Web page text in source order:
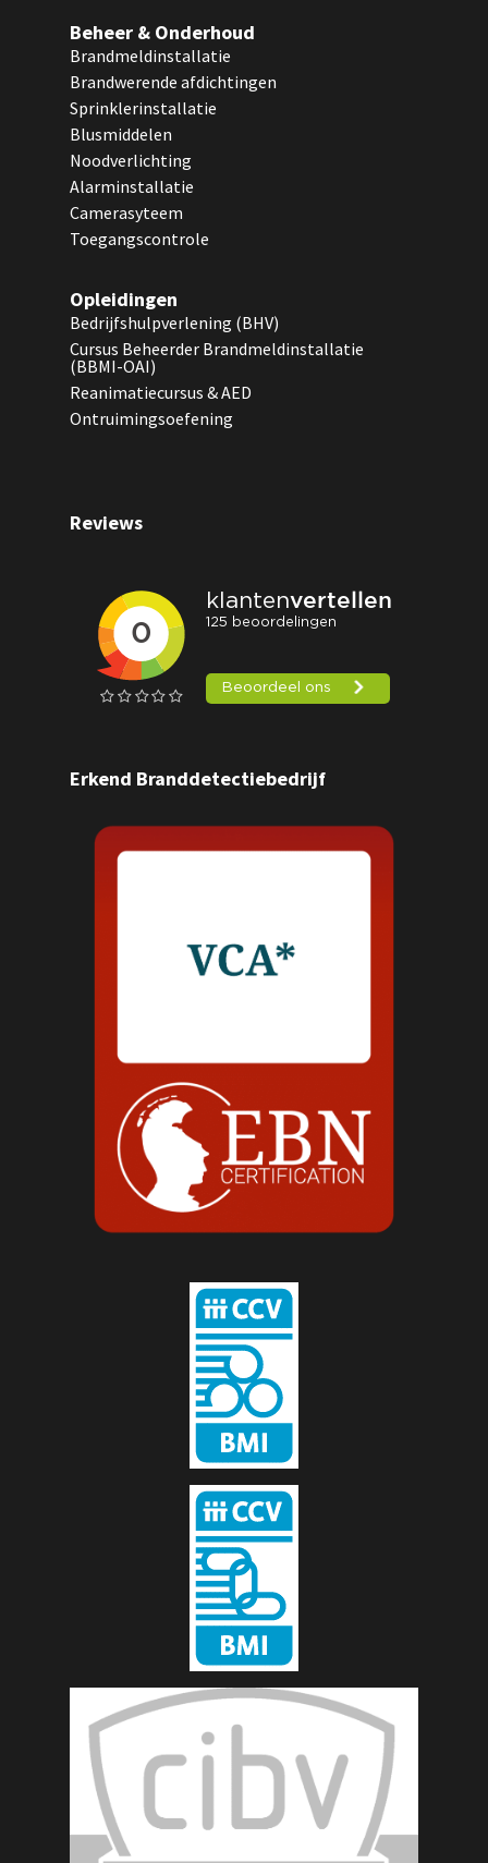
Beheer & Onderhoud
Brandmeldinstallatie
Brandwerende afdichtingen
Sprinklerinstallatie
Blusmiddelen
Noodverlichting
Alarminstallatie
Camerasyteem
Toegangscontrole
Opleidingen
Bedrijfshulpverlening (BHV)
Cursus Beheerder Brandmeldinstallatie
(BBMI-OAI)
Reanimatiecursus & AED
Ontruimingsoefening
Reviews
Erkend Branddetectiebedrijf